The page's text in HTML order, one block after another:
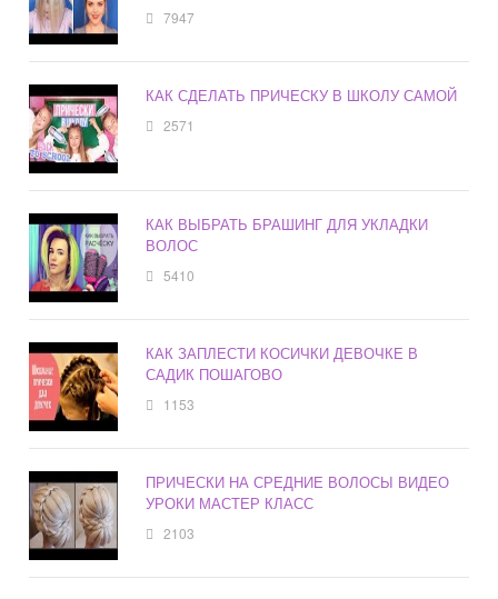
7947
КАК СДЕЛАТЬ ПРИЧЕСКУ В ШКОЛУ САМОЙ
2571
КАК ВЫБРАТЬ БРАШИНГ ДЛЯ УКЛАДКИ
ВОЛОС
5410
КАК ЗАПЛЕСТИ КОСИЧКИ ДЕВОЧКЕ В
САДИК ПОШАГОВО
1153
ПРИЧЕСКИ НА СРЕДНИЕ ВОЛОСЫ ВИДЕО
УРОКИ МАСТЕР КЛАСС
2103